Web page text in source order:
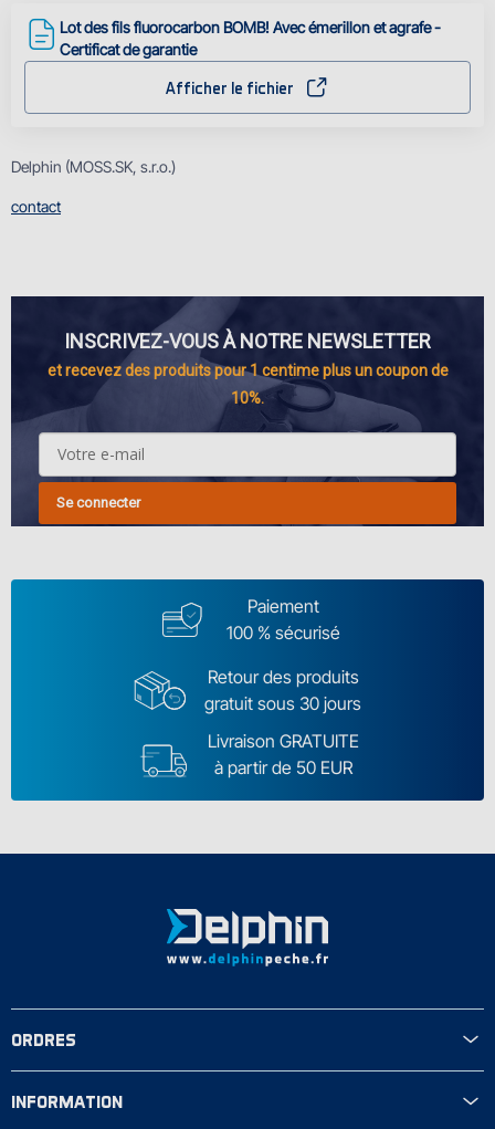
Lot des fils fluorocarbon BOMB! Avec émerillon et agrafe -
Certificat de garantie
Afficher le fichier
Delphin (MOSS.SK, s.r.o.)
contact
INSCRIVEZ-VOUS À NOTRE NEWSLETTER
et recevez des produits pour 1 centime plus un coupon de
10%.
Se connecter
Paiement
100 % sécurisé
Retour des produits
gratuit sous 30 jours
Livraison GRATUITE
à partir de 50 EUR
ORDRES
INFORMATION